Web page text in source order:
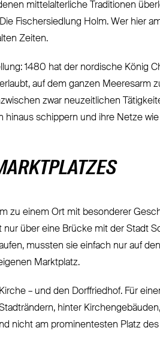
mittelalterliche Traditionen
Fischersiedlung Holm. Wer hier
Zeiten.
1480 hat der nordische König
auf dem ganzen Meeresarm
zwar neuzeitlichen
schippern und ihre Netze
zu einem Ort mit besonderer
über eine Brücke mit der Stadt
mussten sie einfach nur auf
Marktplatz.
– und den Dorffriedhof. Für
hinter
nicht am prominentesten Platz